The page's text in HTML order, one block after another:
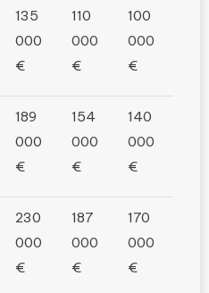
135
000
€
110
000
€
100
000
€
189
000
€
154
000
€
140
000
€
230
000
€
187
000
€
170
000
€